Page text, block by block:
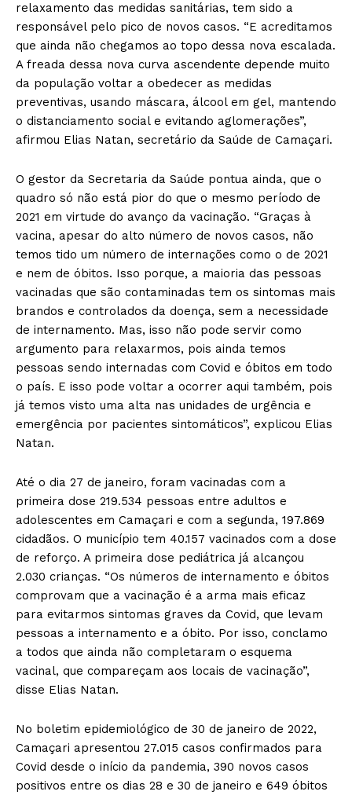
relaxamento das medidas sanitárias, tem sido a
responsável pelo pico de novos casos. “E acreditamos
que ainda não chegamos ao topo dessa nova escalada.
A freada dessa nova curva ascendente depende muito
da população voltar a obedecer as medidas
preventivas, usando máscara, álcool em gel, mantendo
o distanciamento social e evitando aglomerações”,
afirmou Elias Natan, secretário da Saúde de Camaçari.
O gestor da Secretaria da Saúde pontua ainda, que o
quadro só não está pior do que o mesmo período de
2021 em virtude do avanço da vacinação. “Graças à
vacina, apesar do alto número de novos casos, não
temos tido um número de internações como o de 2021
e nem de óbitos. Isso porque, a maioria das pessoas
vacinadas que são contaminadas tem os sintomas mais
brandos e controlados da doença, sem a necessidade
de internamento. Mas, isso não pode servir como
argumento para relaxarmos, pois ainda temos
pessoas sendo internadas com Covid e óbitos em todo
o país. E isso pode voltar a ocorrer aqui também, pois
já temos visto uma alta nas unidades de urgência e
emergência por pacientes sintomáticos”, explicou Elias
Natan.
Até o dia 27 de janeiro, foram vacinadas com a
primeira dose 219.534 pessoas entre adultos e
adolescentes em Camaçari e com a segunda, 197.869
cidadãos. O município tem 40.157 vacinados com a dose
de reforço. A primeira dose pediátrica já alcançou
2.030 crianças. “Os números de internamento e óbitos
comprovam que a vacinação é a arma mais eficaz
para evitarmos sintomas graves da Covid, que levam
pessoas a internamento e a óbito. Por isso, conclamo
a todos que ainda não completaram o esquema
vacinal, que compareçam aos locais de vacinação”,
disse Elias Natan.
No boletim epidemiológico de 30 de janeiro de 2022,
Camaçari apresentou 27.015 casos confirmados para
Covid desde o início da pandemia, 390 novos casos
positivos entre os dias 28 e 30 de janeiro e 649 óbitos